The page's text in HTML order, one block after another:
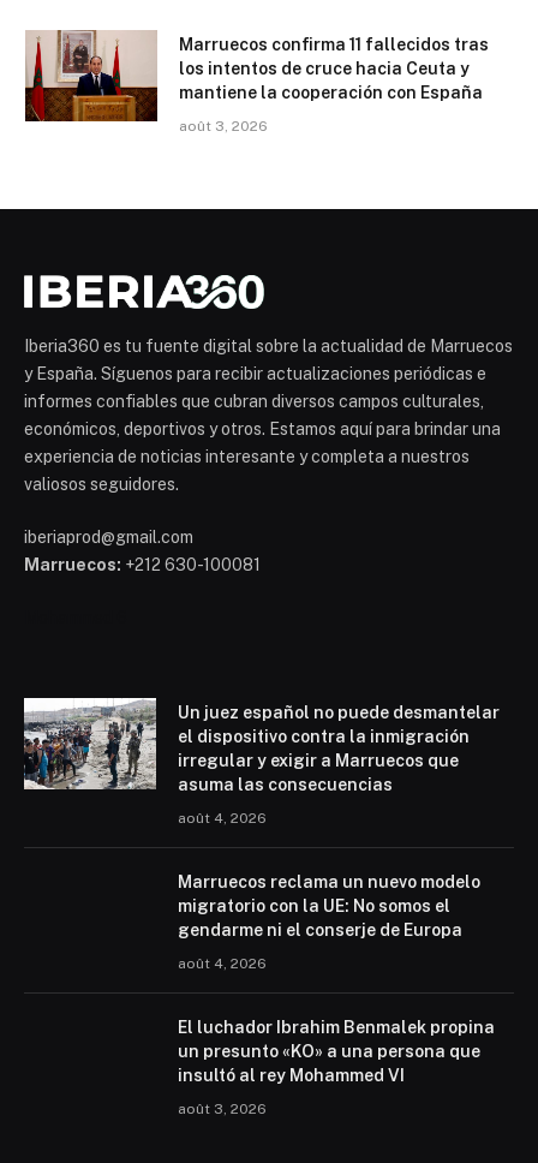
Marruecos confirma 11 fallecidos tras
los intentos de cruce hacia Ceuta y
mantiene la cooperación con España
août 3, 2026
Iberia360 es tu fuente digital sobre la actualidad de Marruecos
y España. Síguenos para recibir actualizaciones periódicas e
informes confiables que cubran diversos campos culturales,
económicos, deportivos y otros. Estamos aquí para brindar una
experiencia de noticias interesante y completa a nuestros
valiosos seguidores.
iberiaprod@gmail.com
Marruecos: +212 630-100081
Un juez español no puede desmantelar
el dispositivo contra la inmigración
irregular y exigir a Marruecos que
asuma las consecuencias
août 4, 2026
Marruecos reclama un nuevo modelo
migratorio con la UE: No somos el
gendarme ni el conserje de Europa
août 4, 2026
El luchador Ibrahim Benmalek propina
un presunto «KO» a una persona que
insultó al rey Mohammed VI
août 3, 2026